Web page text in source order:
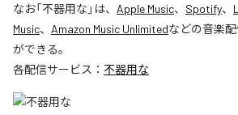
なお「不器用な 」は、 Apple Music、 Spotify、
Music、 Amazon Music Unlimitedなどの音楽
ができる。
各配信サービス： 不器用な